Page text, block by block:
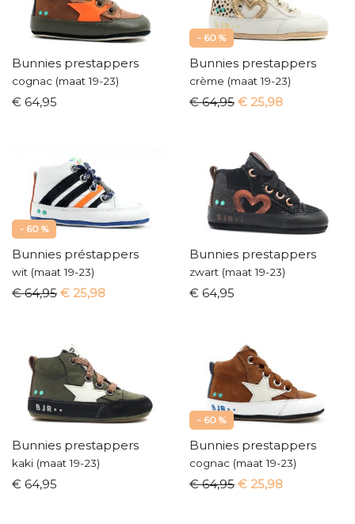
Bunnies prestappers
cognac (maat 19-23)
€ 64,95
- 60 %
Bunnies prestappers
crème (maat 19-23)
€ 64,95 € 25,98
- 60 %
Bunnies préstappers
wit (maat 19-23)
€ 64,95 € 25,98
Bunnies prestappers
zwart (maat 19-23)
€ 64,95
Bunnies prestappers
kaki (maat 19-23)
€ 64,95
- 60 %
Bunnies prestappers
cognac (maat 19-23)
€ 64,95 € 25,98